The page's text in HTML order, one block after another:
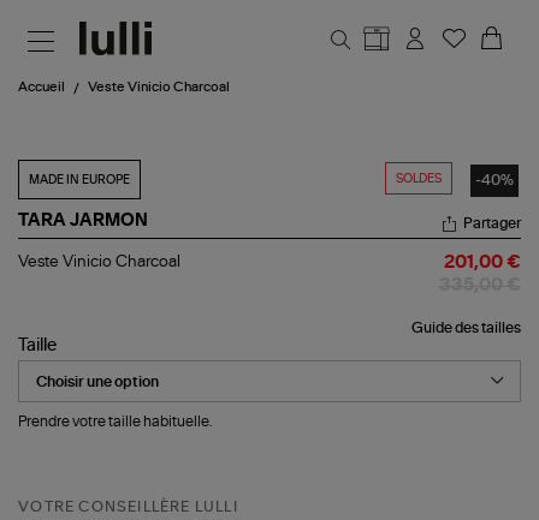
Accueil Veste Vinicio Charcoal
SOLDES -40%
MADE IN EUROPE
TARA JARMON
Veste
Partager
Veste Vinicio Charcoal 201,00 €
Guide des tailles
Taille
Prendre votre taille habituelle.
VOTRE CONSEILLÈRE LULLI